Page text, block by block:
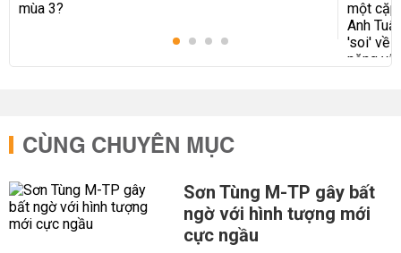
CÙNG CHUYÊN MỤC
Sơn Tùng M-TP gây bất
ngờ với hình tượng mới
cực ngầu